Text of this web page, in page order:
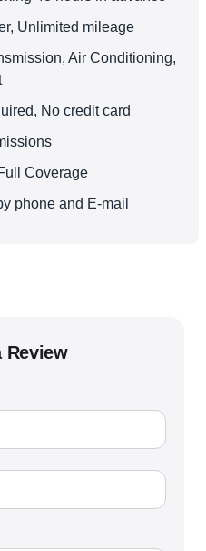
Unlimited mileage
Air Conditioning,
No credit card
Coverage
phone and E-mail
Review